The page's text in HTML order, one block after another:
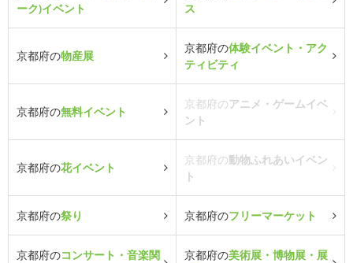
ーク)イベント
ス
京都府の物産展
京都府の体験イベント・アク
ティビティ
京都府の無料イベント
京都府のアニメ・ゲームイベ
ント
京都府の花イベント
京都府の動物ふれあいイベン
ト
京都府の祭り 京都府のフリーマーケット
京都府のコンサート・音楽関
京都府の美術展・博物展・展